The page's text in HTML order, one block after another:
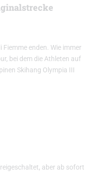
enden. Wie immer
bei dem die Athleten auf
Skihang Olympia III
aber ab sofort